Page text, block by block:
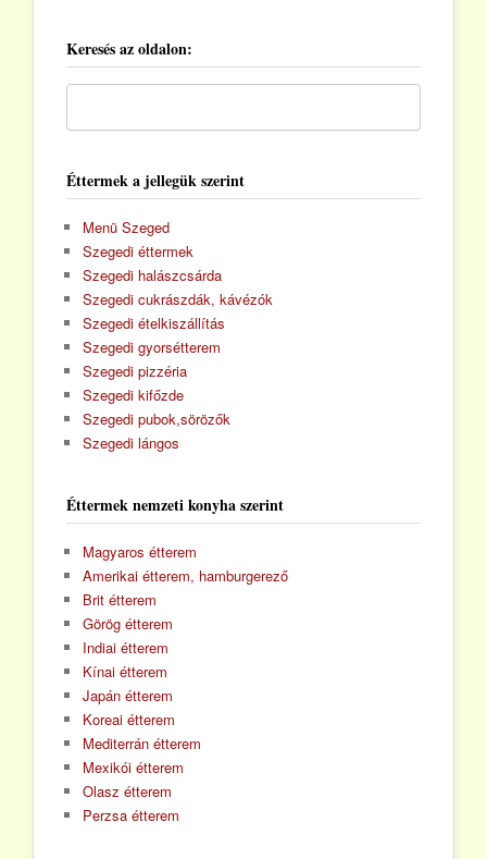
Keresés az oldalon:
Éttermek a jellegük szerint
Menü Szeged
Szegedi éttermek
Szegedi halászcsárda
Szegedi cukrászdák, kávézók
Szegedi ételkiszállítás
Szegedi gyorsétterem
Szegedi pizzéria
Szegedi kifőzde
Szegedi pubok,sörözők
Szegedi lángos
Éttermek nemzeti konyha szerint
Magyaros étterem
Amerikai étterem, hamburgerező
Brit étterem
Görög étterem
Indiai étterem
Kínai étterem
Japán étterem
Koreai étterem
Mediterrán étterem
Mexikói étterem
Olasz étterem
Perzsa étterem